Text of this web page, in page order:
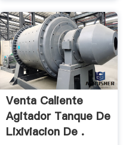
Venta Caliente
Agitador Tanque De
Lixiviacion De .